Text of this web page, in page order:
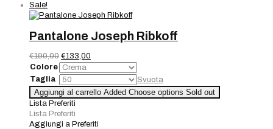
Sale!
Pantalone Joseph Ribkoff
€190,00 Il
prezzo
originale
era:
€190,00.
€133,00
prezzo
attuale
è:
€133,00.
Colore
Taglia
Svuota
Pantalone
Joseph
Ribkoff
quantità
Aggiungi al carrello Added Choose options Sold out
Lista Preferiti
Lista Preferiti
Aggiungi a Preferiti